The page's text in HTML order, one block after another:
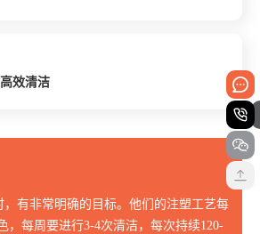
效清洁
有非常明确的目标。他们的注塑工艺每
，每周要进行3-4次清洁，每次持续120-